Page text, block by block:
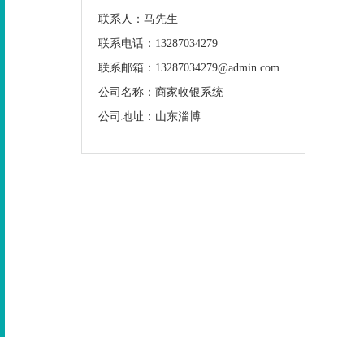
联系人：马先生
联系电话：13287034279
联系邮箱：13287034279@admin.com
公司名称：商家收银系统
公司地址：山东淄博